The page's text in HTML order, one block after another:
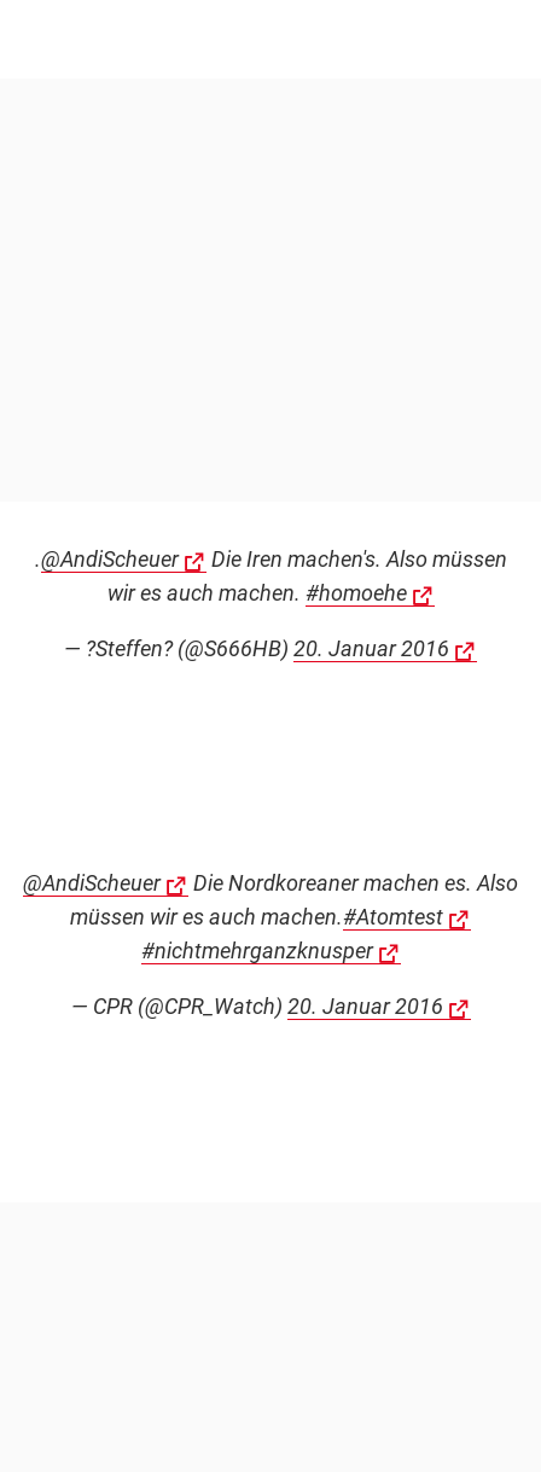
.@AndiScheuer
Die Iren machen's. Also müssen
wir es auch machen. #homoehe
— ?Steffen? (@S666HB) 20. Januar 2016
@AndiScheuer
Die Nordkoreaner machen es. Also
müssen wir es auch machen.#Atomtest
#nichtmehrganzknusper
— CPR (@CPR_Watch) 20. Januar 2016